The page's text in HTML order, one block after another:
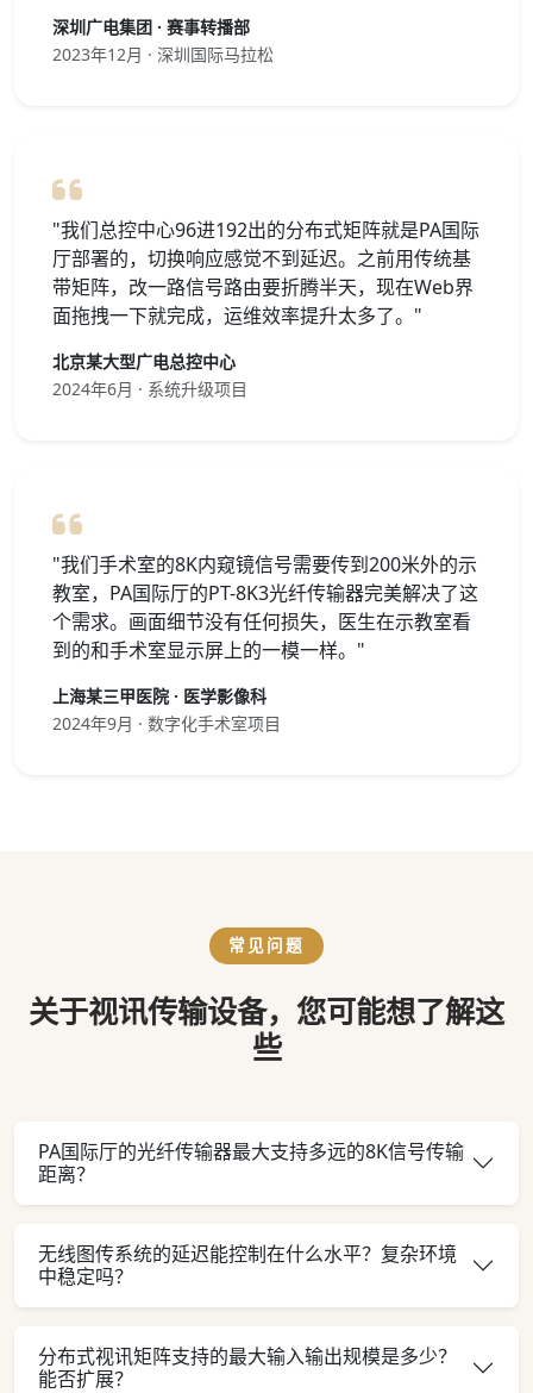
深圳广电集团 · 赛事转播部
2023年12月 · 深圳国际马拉松
"我们总控中心96进192出的分布式矩阵就是PA国际
厅部署的，切换响应感觉不到延迟。之前用传统基
带矩阵，改一路信号路由要折腾半天，现在Web界
面拖拽一下就完成，运维效率提升太多了。"
北京某大型广电总控中心
2024年6月 · 系统升级项目
"我们手术室的8K内窥镜信号需要传到200米外的示
教室，PA国际厅的PT-8K3光纤传输器完美解决了这
个需求。画面细节没有任何损失，医生在示教室看
到的和手术室显示屏上的一模一样。"
上海某三甲医院 · 医学影像科
2024年9月 · 数字化手术室项目
常见问题
关于视讯传输设备，您可能想了解这
些
PA国际厅的光纤传输器最大支持多远的8K信号传输
距离？
无线图传系统的延迟能控制在什么水平？复杂环境
中稳定吗？
分布式视讯矩阵支持的最大输入输出规模是多少？
能否扩展？